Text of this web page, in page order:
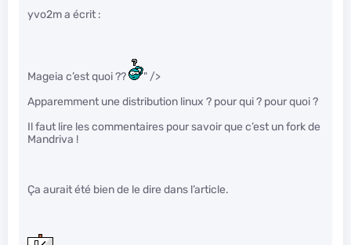
yvo2m a écrit :
Mageia c’est quoi ??
" />
Apparemment une distribution linux ? pour qui ? pour quoi ?
Il faut lire les commentaires pour savoir que c’est un fork de
Mandriva !
Ça aurait été bien de le dire dans l’article.